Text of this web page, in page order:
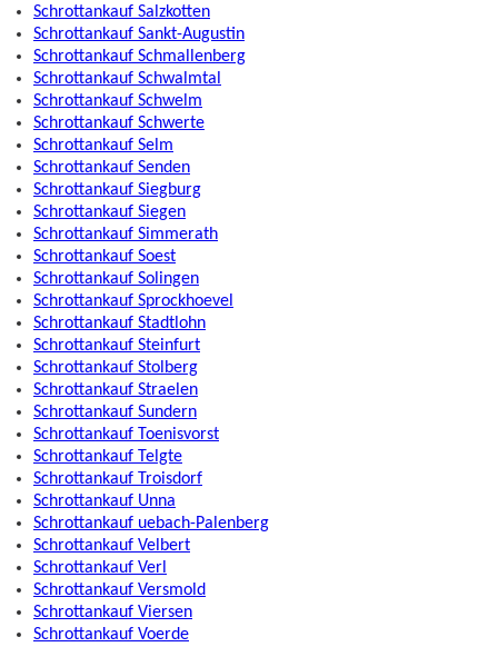
Schrottankauf Salzkotten
Schrottankauf Sankt-Augustin
Schrottankauf Schmallenberg
Schrottankauf Schwalmtal
Schrottankauf Schwelm
Schrottankauf Schwerte
Schrottankauf Selm
Schrottankauf Senden
Schrottankauf Siegburg
Schrottankauf Siegen
Schrottankauf Simmerath
Schrottankauf Soest
Schrottankauf Solingen
Schrottankauf Sprockhoevel
Schrottankauf Stadtlohn
Schrottankauf Steinfurt
Schrottankauf Stolberg
Schrottankauf Straelen
Schrottankauf Sundern
Schrottankauf Toenisvorst
Schrottankauf Telgte
Schrottankauf Troisdorf
Schrottankauf Unna
Schrottankauf uebach-Palenberg
Schrottankauf Velbert
Schrottankauf Verl
Schrottankauf Versmold
Schrottankauf Viersen
Schrottankauf Voerde